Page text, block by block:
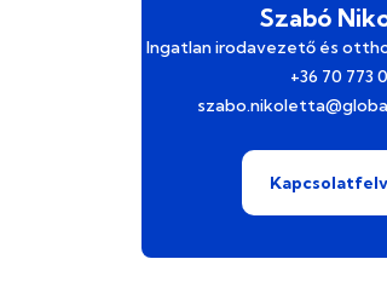
Szabó
Ingatlan irodavezető és
+36 70 773